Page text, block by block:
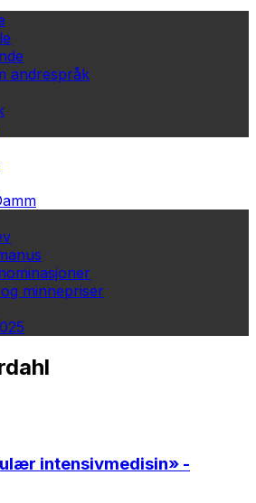
andrespråk
minnepriser
intensivmedisin» -